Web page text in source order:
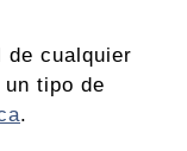
de cualquier
tipo de
.